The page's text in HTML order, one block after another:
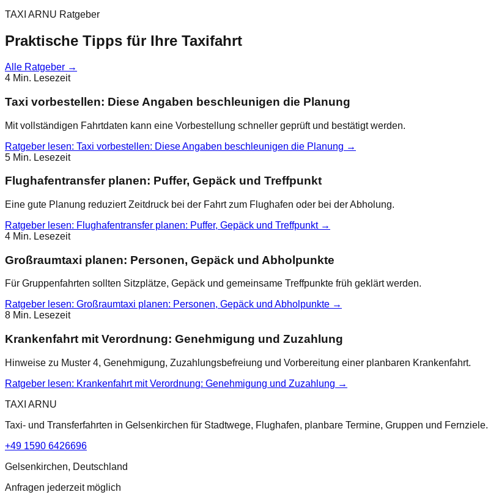
TAXI ARNU Ratgeber
Praktische Tipps für Ihre Taxifahrt
Alle Ratgeber →
4 Min. Lesezeit
Taxi vorbestellen: Diese Angaben beschleunigen die Planung
Mit vollständigen Fahrtdaten kann eine Vorbestellung schneller geprüft und bestätigt werden.
Ratgeber lesen: Taxi vorbestellen: Diese Angaben beschleunigen die Planung →
5 Min. Lesezeit
Flughafentransfer planen: Puffer, Gepäck und Treffpunkt
Eine gute Planung reduziert Zeitdruck bei der Fahrt zum Flughafen oder bei der Abholung.
Ratgeber lesen: Flughafentransfer planen: Puffer, Gepäck und Treffpunkt→
4 Min. Lesezeit
Großraumtaxi planen: Personen, Gepäck und Abholpunkte
Für Gruppenfahrten sollten Sitzplätze, Gepäck und gemeinsame Treffpunkte früh geklärt werden.
Ratgeber lesen: Großraumtaxi planen: Personen, Gepäck und Abholpunkte →
8 Min. Lesezeit
Krankenfahrt mit Verordnung: Genehmigung und Zuzahlung
Hinweise zu Muster 4, Genehmigung, Zuzahlungsbefreiung und Vorbereitung einer planbaren Krankenfahrt.
Ratgeber lesen: Krankenfahrt mit Verordnung: Genehmigung und Zuzahlung →
TAXI ARNU
Taxi- und Transferfahrten in Gelsenkirchen für Stadtwege, Flughafen, planbare Termine, Gruppen und Fernziele.
+49 1590 6426696
Gelsenkirchen, Deutschland
Anfragen jederzeit möglich